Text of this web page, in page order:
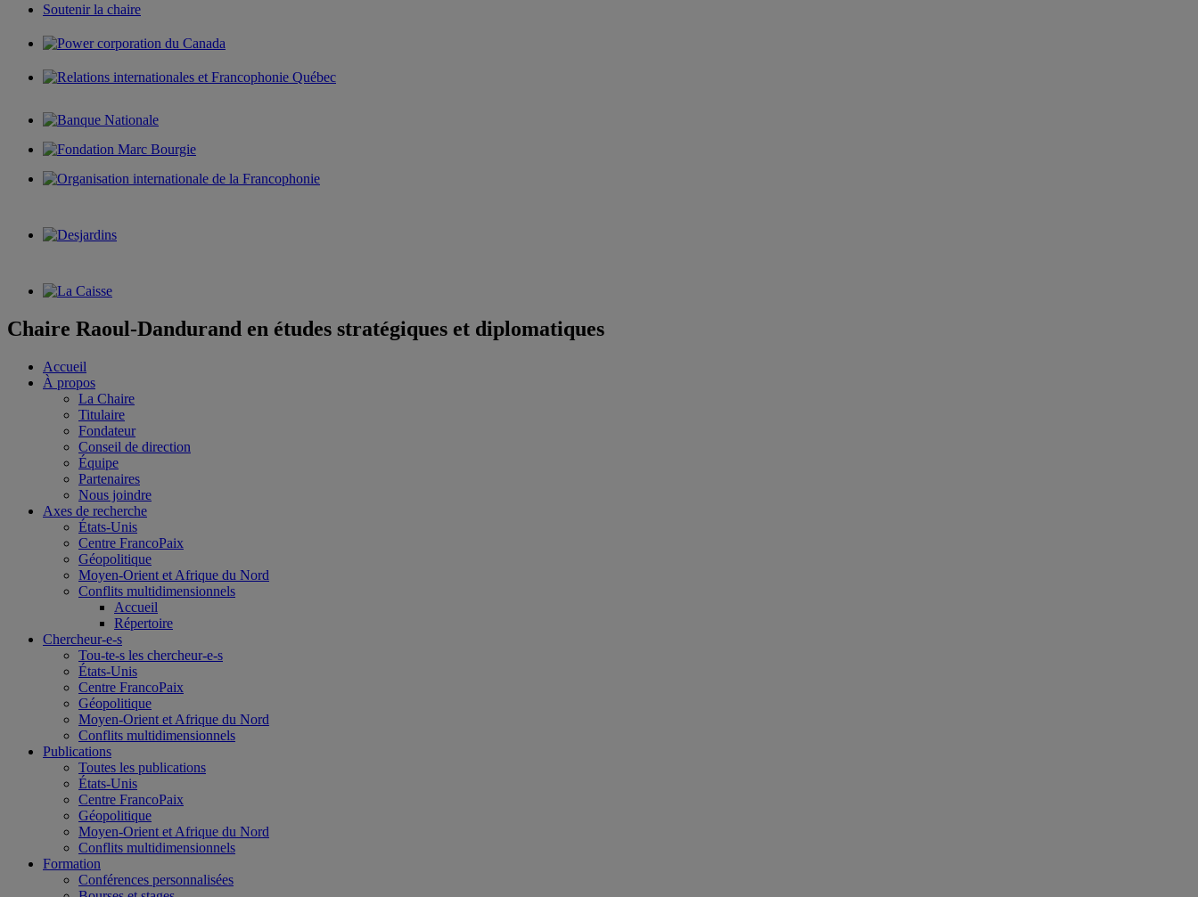
Soutenir la chaire
Chaire Raoul-Dandurand en études stratégiques et diplomatiques
Accueil
À propos
La Chaire
Titulaire
Fondateur
Conseil de direction
Équipe
Partenaires
Nous joindre
Axes de recherche
États-Unis
Centre FrancoPaix
Géopolitique
Moyen-Orient et Afrique du Nord
Conflits multidimensionnels
Accueil
Répertoire
Chercheur-e-s
Tou-te-s les chercheur-e-s
États-Unis
Centre FrancoPaix
Géopolitique
Moyen-Orient et Afrique du Nord
Conflits multidimensionnels
Publications
Toutes les publications
États-Unis
Centre FrancoPaix
Géopolitique
Moyen-Orient et Afrique du Nord
Conflits multidimensionnels
Formation
Conférences personnalisées